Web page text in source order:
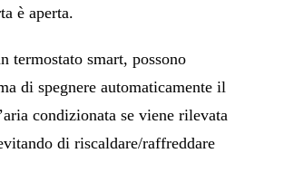
è aperta.
termostato smart, possono
di spegnere automaticamente il
condizionata se viene rilevata
di riscaldare/raffreddare